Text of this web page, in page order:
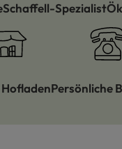
Schaffell-Spezialist
Persönliche